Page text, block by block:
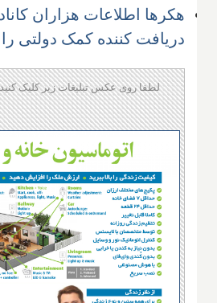
هکرها اطلاعات هزاران
دریافت کننده کمک دولتی را
لطفا روی عکس تبلیغات زیر کلیک